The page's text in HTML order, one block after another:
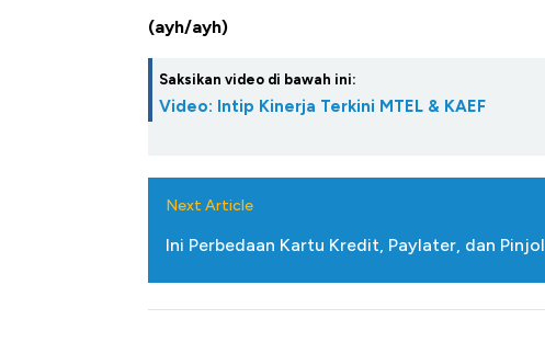
(ayh/ayh)
Saksikan video di bawah ini:
Video: Intip Kinerja Terkini MTEL & KAEF
Next Article
Ini Perbedaan Kartu Kredit, Paylater, dan Pinjol